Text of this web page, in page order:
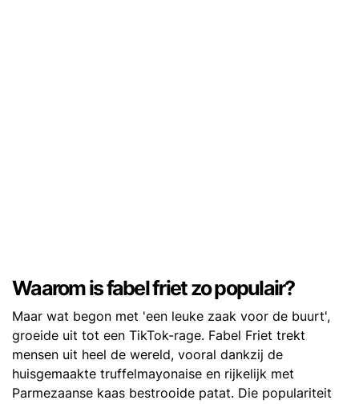
Waarom is fabel friet zo populair?
Maar wat begon met 'een leuke zaak voor de buurt',
groeide uit tot een TikTok-rage. Fabel Friet trekt
mensen uit heel de wereld, vooral dankzij de
huisgemaakte truffelmayonaise en rijkelijk met
Parmezaanse kaas bestrooide patat. Die populariteit